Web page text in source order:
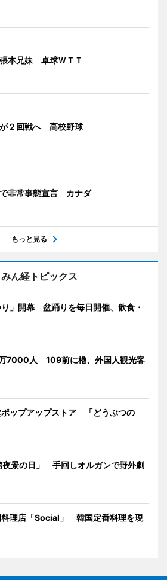
本兄妹 卓球ＷＴＴ
２回戦へ 高校野球
非常事態宣言 カナダ
もっと見る
みん経トピックス
」開幕 盆踊りを毎日開催、飲食・
万7000人 109前に櫓、外国人観光客
ポップアップストア 「どうぶつの
夜景の日」 手回しオルガンで野外劇
料理店「Social」 韓国定番料理を現